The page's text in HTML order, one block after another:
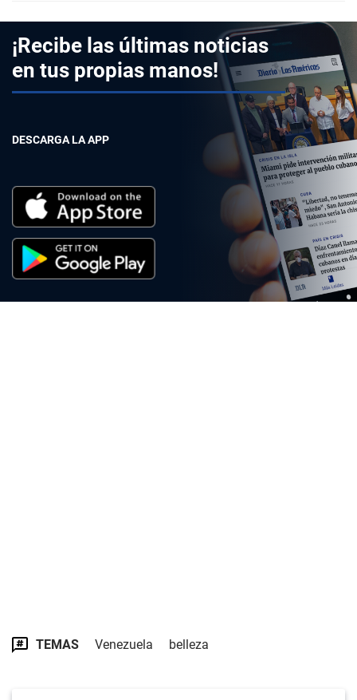
¡Recibe las últimas noticias
en tus propias manos!
DESCARGA LA APP
TEMAS Venezuela belleza